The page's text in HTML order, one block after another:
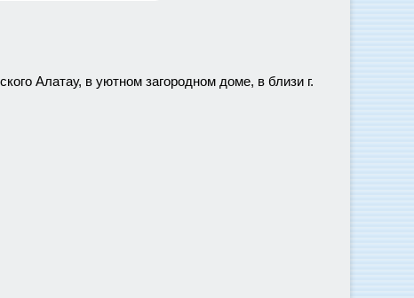
Алатау, в уютном загородном доме, в близи г.